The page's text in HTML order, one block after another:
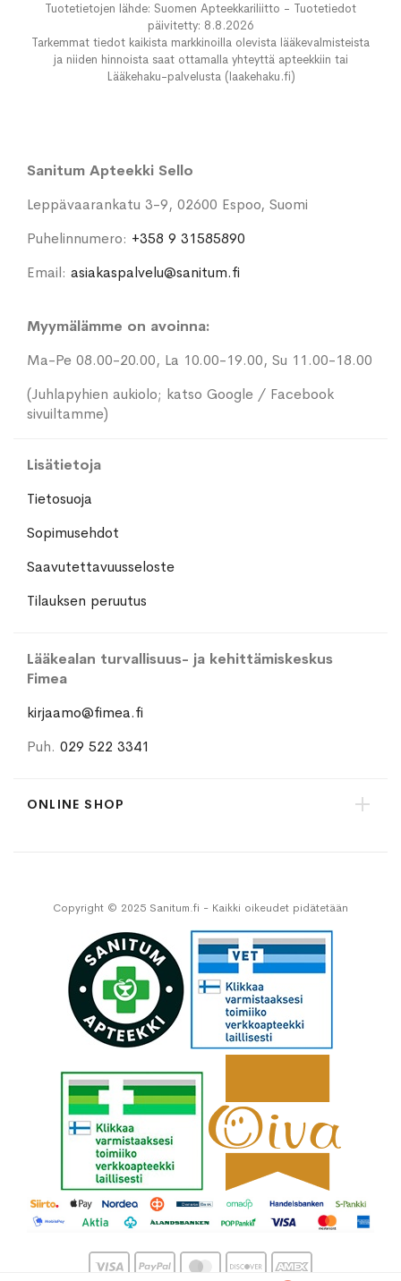
Tuotetietojen lähde: Suomen Apteekkariliitto - Tuotetiedot
päivitetty: 8.8.2026
Tarkemmat tiedot kaikista markkinoilla olevista lääkevalmisteista
ja niiden hinnoista saat ottamalla yhteyttä apteekkiin tai
Lääkehaku-palvelusta (laakehaku.fi)
Sanitum Apteekki Sello
Leppävaarankatu 3-9, 02600 Espoo, Suomi
Puhelinnumero: +358 9 31585890
Email: asiakaspalvelu@sanitum.fi
Myymälämme on avoinna:
Ma-Pe 08.00-20.00, La 10.00-19.00, Su 11.00-18.00
(Juhlapyhien aukiolo; katso Google / Facebook
sivuiltamme)
Lisätietoja
Tietosuoja
Sopimusehdot
Saavutettavuusseloste
Tilauksen peruutus
Lääkealan turvallisuus- ja kehittämiskeskus
Fimea
kirjaamo@fimea.fi
Puh. 029 522 3341
ONLINE SHOP
Copyright © 2025 Sanitum.fi - Kaikki oikeudet pidätetään